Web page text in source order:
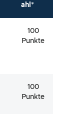
ahl*
100
Punkte
100
Punkte